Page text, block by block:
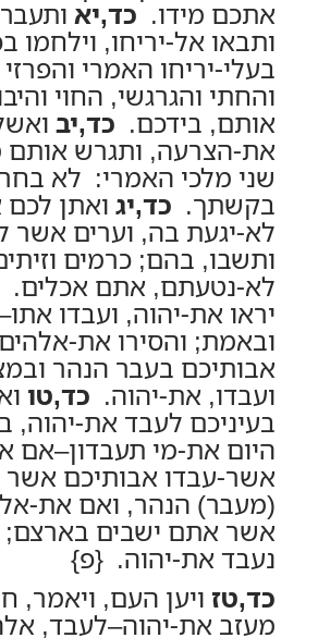
אתכם מידו.כד,יא
ותבאו אל-יריחו, וילחמו
בעלי-יריחו האמרי והפרזי
והחתי והגרגשי, החוי
אותם, בידכם. כד,יב
את-הצרעה, ותגרש אותם
שני מלכי האמרי: לא
בקשתך. כד,יג ואתן
לא-יגעת בה, וערים אשר
ותשבו, בהם; כרמים
לא-נטעתם, אתם אכלים.
יראו את-יהוה, ועבדו
ובאמת; והסירו את-
אבותיכם בעבר הנהר
ועבדו, את-יהוה. כד,טו
בעיניכם לעבד את-יהוה,
היום את-מי תעבדון–אם
אשר-עבדו אבותיכם
(מעבר) הנהר, ואם את-
אשר אתם ישבים בארצם;
נעבד את-יהוה. {פ}
כד,טז ויען העם, ויאמר,
מעזב את-יהוה–לעבד,